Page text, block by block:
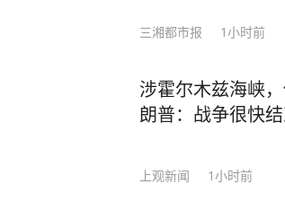
三湘都市报 1小时前
涉霍尔木兹海峡
朗普：战争很快
上观新闻 1小时前